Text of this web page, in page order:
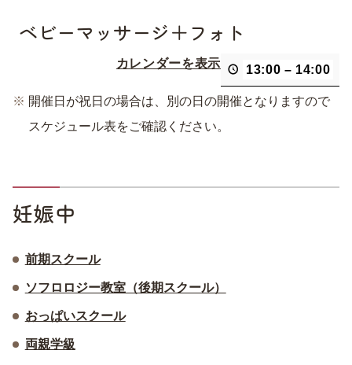
ベビーマッサージ＋フォト
13:00 – 14:00
カレンダーを表示
開催日が祝日の場合は、別の日の開催となりますので
スケジュール表をご確認ください。
妊娠中
前期スクール
ソフロロジー教室（後期スクール）
おっぱいスクール
両親学級